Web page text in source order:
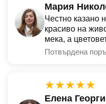
Мария
Честно казано
красиво на
мека, а
Потвърдена
★★★★★
Елена